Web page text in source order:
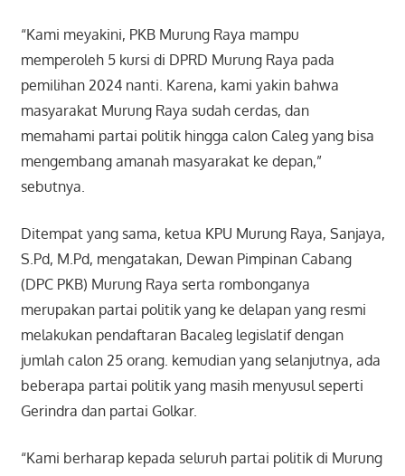
“Kami meyakini, PKB Murung Raya mampu
memperoleh 5 kursi di DPRD Murung Raya pada
pemilihan 2024 nanti. Karena, kami yakin bahwa
masyarakat Murung Raya sudah cerdas, dan
memahami partai politik hingga calon Caleg yang bisa
mengembang amanah masyarakat ke depan,”
sebutnya.
Ditempat yang sama, ketua KPU Murung Raya, Sanjaya,
S.Pd, M.Pd, mengatakan, Dewan Pimpinan Cabang
(DPC PKB) Murung Raya serta rombonganya
merupakan partai politik yang ke delapan yang resmi
melakukan pendaftaran Bacaleg legislatif dengan
jumlah calon 25 orang. kemudian yang selanjutnya, ada
beberapa partai politik yang masih menyusul seperti
Gerindra dan partai Golkar.
“Kami berharap kepada seluruh partai politik di Murung